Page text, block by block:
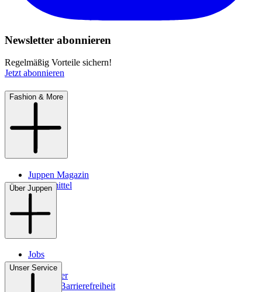
Newsletter abonnieren
Regelmäßig Vorteile sichern!
Jetzt abonnieren
Fashion & More
Juppen Magazin
Pflegemittel
Über Juppen
Jobs
Filialen
Newsletter
Digitale Barrierefreiheit
Unser Service